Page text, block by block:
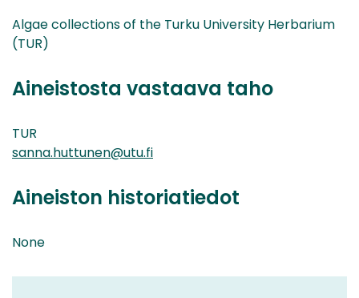
Algae collections of the Turku University Herbarium
(TUR)
Aineistosta vastaava taho
TUR
sanna.huttunen@utu.fi
Aineiston historiatiedot
None